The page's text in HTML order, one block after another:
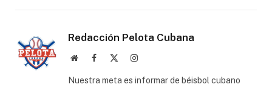
Redacción Pelota Cubana
WebsiteFacebook Instagram
Nuestra meta es informar de béisbol cubano